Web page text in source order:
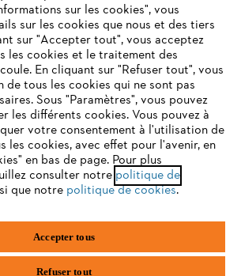
INTERNET
PRIS EN CHARGE
Internet que nous ne prenons plus
fonctionnalités de notre site ne
correctement. Pour une utilisation
nous vous recommandons de passer à
suivants :
chrome
sur les cookies", vous
sur les cookies que nous et des tiers
sur "Accepter tout", vous acceptez
les cookies et le traitement des
En cliquant sur "Refuser tout", vous
de tous les cookies qui ne sont pas
Sous "Paramètres", vous pouvez
les différents cookies. Vous pouvez à
votre consentement à l'utilisation de
les cookies, avec effet pour l'avenir, en
en bas de page. Pour plus
consulter notre politique de
que notre politique de cookies.
Accepter tous
Refuser tout